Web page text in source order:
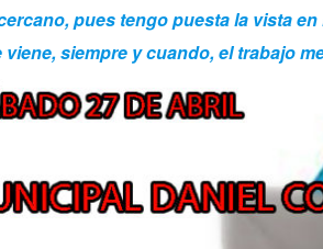
pues tengo puesta la vista
siempre y cuando, el trabajo